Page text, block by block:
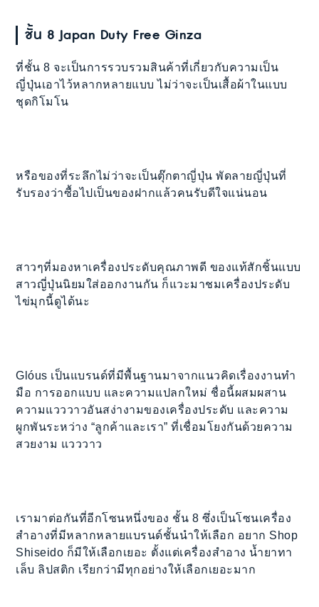
ชั้น 8 Japan Duty Free Ginza
ที่ชั้น 8 จะเป็นการรวบรวมสินค้าที่เกี่ยวกับความเป็น
ญี่ปุ่นเอาไว้หลากหลายแบบ ไม่ว่าจะเป็นเสื้อผ้าในแบบ
ชุดกิโมโน
หรือของที่ระลึกไม่ว่าจะเป็นตุ๊กตาญี่ปุ่น พัดลายญี่ปุ่นที่
รับรองว่าซื้อไปเป็นของฝากแล้วคนรับดีใจแน่นอน
สาวๆที่มองหาเครื่องประดับคุณภาพดี ของแท้สักชิ้นแบบ
สาวญี่ปุ่นนิยมใส่ออกงานกัน ก็แวะมาชมเครื่องประดับ
ไข่มุกนี้ดูได้นะ
Glóus เป็นแบรนด์ที่มีพื้นฐานมาจากแนวคิดเรื่องงานทำ
มือ การออกแบบ และความแปลกใหม่ ชื่อนี้ผสมผสาน
ความแวววาวอันสง่างามของเครื่องประดับ และความ
ผูกพันระหว่าง “ลูกค้าและเรา” ที่เชื่อมโยงกันด้วยความ
สวยงาม แวววาว
เรามาต่อกันที่อีกโซนหนึ่งของ ชั้น 8 ซึ่งเป็นโซนเครื่อง
สำอางที่มีหลากหลายแบรนด์ชั้นนำให้เลือก อยาก Shop
Shiseido ก็มีให้เลือกเยอะ ตั้งแต่เครื่องสำอาง น้ำยาทา
เล็บ ลิปสติก เรียกว่ามีทุกอย่างให้เลือกเยอะมาก